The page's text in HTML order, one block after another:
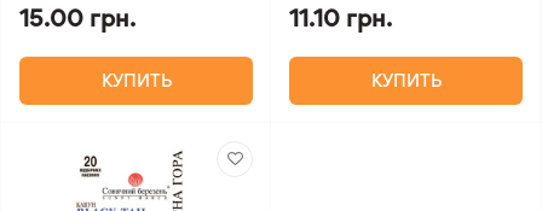
15.00 грн.
КУПИТЬ
11.10 грн.
КУПИТЬ